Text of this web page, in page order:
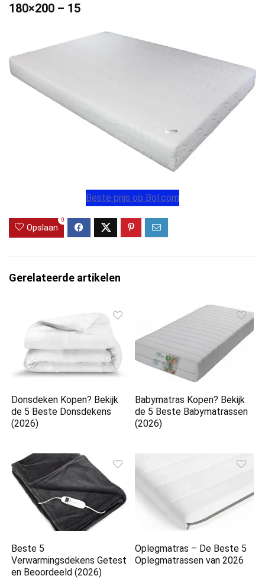
180×200 – 15
Beste prijs op Bol.com
Opslaan
0
Gerelateerde artikelen
Donsdeken Kopen? Bekijk
de 5 Beste Donsdekens
(2026)
Babymatras Kopen? Bekijk
de 5 Beste Babymatrassen
(2026)
Beste 5
Verwarmingsdekens Getest
en Beoordeeld (2026)
Oplegmatras – De Beste 5
Oplegmatrassen van 2026